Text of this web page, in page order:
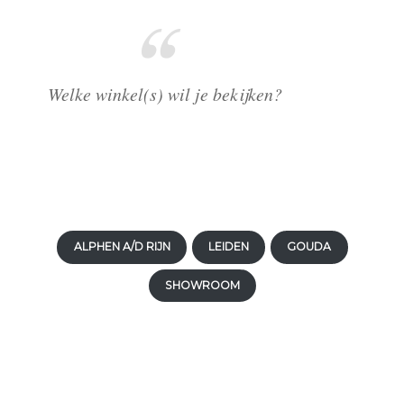
Welke winkel(s) wil je bekijken?
ALPHEN A/D RIJN LEIDEN GOUDA
SHOWROOM